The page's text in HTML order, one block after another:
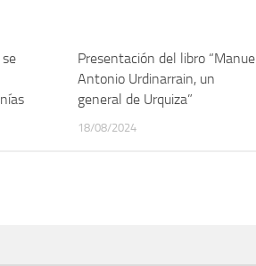
Presentación del libro “Manuel
Antonio Urdinarrain, un
general de Urquiza”
18/08/2024